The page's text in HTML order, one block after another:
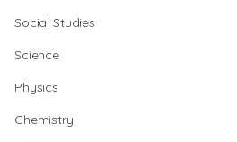
Social Studies
Science
Physics
Chemistry